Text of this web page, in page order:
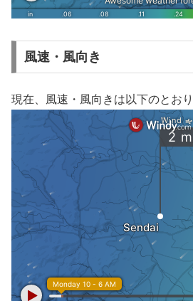
風速・風向き
現在、風速・風向きは以下のとおり